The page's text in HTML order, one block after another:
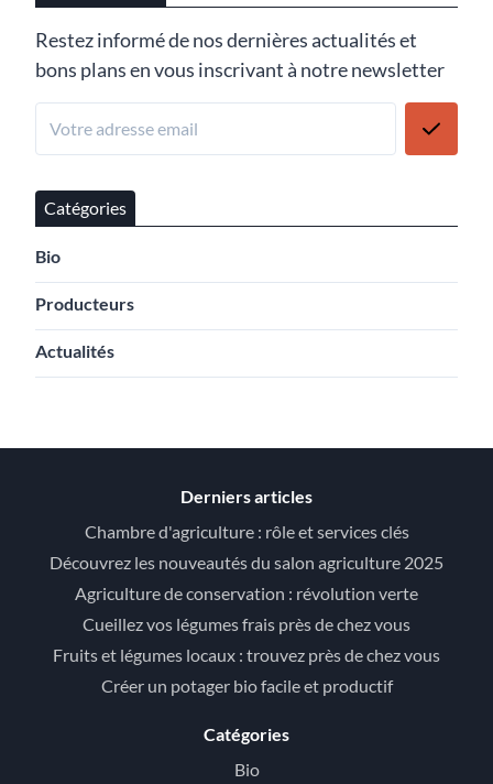
Restez informé de nos dernières actualités et
bons plans en vous inscrivant à notre newsletter
Catégories
Bio
Producteurs
Actualités
Derniers articles
Chambre d'agriculture : rôle et services clés
Découvrez les nouveautés du salon agriculture 2025
Agriculture de conservation : révolution verte
Cueillez vos légumes frais près de chez vous
Fruits et légumes locaux : trouvez près de chez vous
Créer un potager bio facile et productif
Catégories
Bio